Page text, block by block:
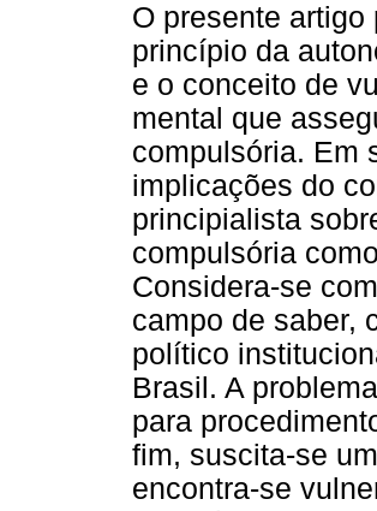
O presente
princípio da
e o conceito de
mental que
compulsória. Em
implicações do
principialista
compulsória
Considera-se
campo de saber,
político
Brasil. A
para
fim, suscita-se
encontra-se